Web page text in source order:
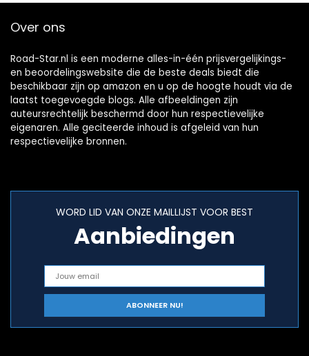
Over ons
Road-Star.nl is een moderne alles-in-één prijsvergelijkings-
en beoordelingswebsite die de beste deals biedt die
beschikbaar zijn op amazon en u op de hoogte houdt via de
laatst toegevoegde blogs. Alle afbeeldingen zijn
auteursrechtelijk beschermd door hun respectievelijke
eigenaren. Alle geciteerde inhoud is afgeleid van hun
respectievelijke bronnen.
WORD LID VAN ONZE MAILLIJST VOOR BEST
Aanbiedingen